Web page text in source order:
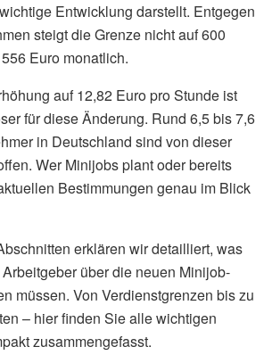
Entwicklung darstellt. Entgegen
steigt die Grenze nicht auf 600
Euro monatlich.
auf 12,82 Euro pro Stunde ist
für diese Änderung. Rund 6,5 bis 7,6
in Deutschland sind von dieser
Wer Minijobs plant oder bereits
Bestimmungen genau im Blick
erklären wir detailliert, was
über die neuen Minijob-
müssen. Von Verdienstgrenzen bis zu
– hier finden Sie alle wichtigen
zusammengefasst.